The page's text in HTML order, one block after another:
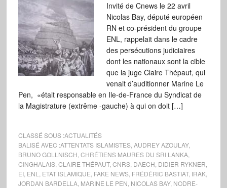
Invité de Cnews le 22 avril
Nicolas Bay, député européen
RN et co-président du groupe
ENL, rappelait dans le cadre
des persécutions judiciaires
dont les nationaux sont la cible
que la juge Claire Thépaut, qui
venait d’auditionner Marine Le
Pen, «était responsable en Ile-de-France du Syndicat de
la Magistrature (extrême -gauche) à qui on doit […]
CLASSÉ SOUS :ACTUALITÉS
BALISÉ AVEC :ATTENTATS ISLAMISTES, AUDREY AZOULAY,
BRUNO GOLLNISCH CHRÉTIENS MAURES DU SRI LANKA,
CINGHALAIS, CLAIRE THÉPAUT, CNRS, DAECH DIDIER RYKNER
EI, ENL ETAT ISLAMIQUE FAKE NEWS, FRÉDÉRIC BASTIAT, IRAK,
JORDAN BARDELLA, MARINE LE PEN NICOLAS BAY, NODRE-